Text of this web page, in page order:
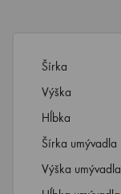
Šírka
Výška
Hĺbka
Šírka umývadla
Výška umývadla